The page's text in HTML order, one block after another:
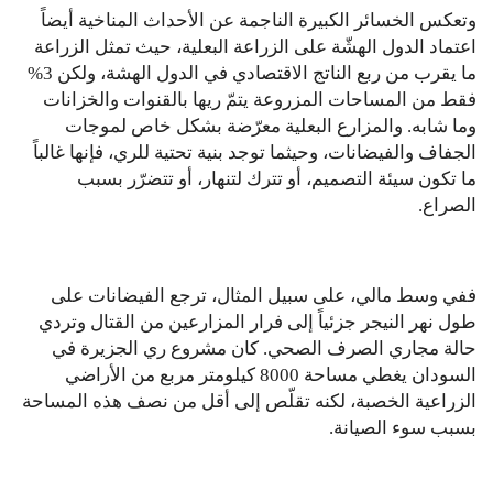
وتعكس الخسائر الكبيرة الناجمة عن الأحداث المناخية أيضاً
اعتماد الدول الهشّة على الزراعة البعلية، حيث تمثل الزراعة
ما يقرب من ربع الناتج الاقتصادي في الدول الهشة، ولكن 3%
فقط من المساحات المزروعة يتمّ ريها بالقنوات والخزانات
وما شابه. والمزارع البعلية معرّضة بشكل خاص لموجات
الجفاف والفيضانات، وحيثما توجد بنية تحتية للري، فإنها غالباً
ما تكون سيئة التصميم، أو تترك لتنهار، أو تتضرّر بسبب
الصراع.
ففي وسط مالي، على سبيل المثال، ترجع الفيضانات على
طول نهر النيجر جزئياً إلى فرار المزارعين من القتال وتردي
حالة مجاري الصرف الصحي. كان مشروع ري الجزيرة في
السودان يغطي مساحة 8000 كيلومتر مربع من الأراضي
الزراعية الخصبة، لكنه تقلّص إلى أقل من نصف هذه المساحة
بسبب سوء الصيانة.